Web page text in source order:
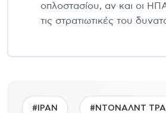
οπλοστασίου, αν και οι
τις στρατιωτικές του
#ΙΡΑΝ #ΝΤΟΝΑΛΝΤ